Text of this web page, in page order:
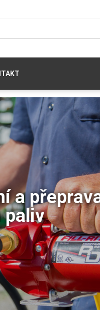
a přeprava